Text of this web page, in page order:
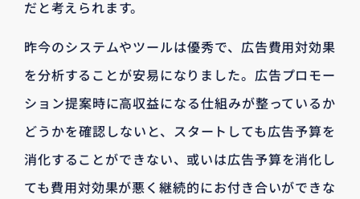
だと考えられます。
昨今のシステムやツールは優秀で、広告費用対効果
を分析することが安易になりました。広告プロモー
ション提案時に高収益になる仕組みが整っているか
どうかを確認しないと、スタートしても広告予算を
消化することができない、或いは広告予算を消化し
ても費用対効果が悪く継続的にお付き合いができな